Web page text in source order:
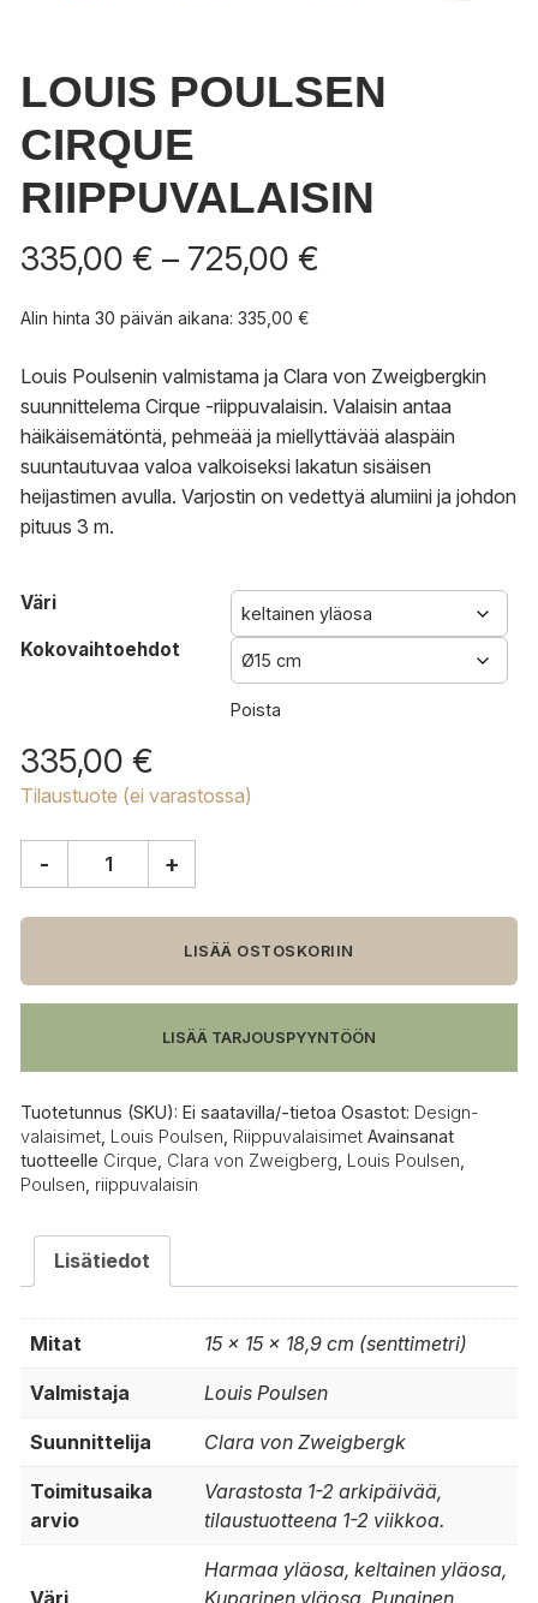
LOUIS POULSEN
CIRQUE
RIIPPUVALAISIN
335,00 € – 725,00 €
Alin hinta 30 päivän aikana: 335,00 €
Louis Poulsenin valmistama ja Clara von Zweigbergkin
suunnittelema Cirque -riippuvalaisin. Valaisin antaa
häikäisemätöntä, pehmeää ja miellyttävää alaspäin
suuntautuvaa valoa valkoiseksi lakatun sisäisen
heijastimen avulla. Varjostin on vedettyä alumiini ja johdon
pituus 3 m.
Väri
Kokovaihtoehdot
Poista
335,00 €
Tilaustuote (ei varastossa)
Cirque
määrä
- +
LISÄÄ OSTOSKORIIN
LISÄÄ TARJOUSPYYNTÖÖN
Tuotetunnus (SKU): Ei saatavilla/-tietoa Osastot: Design-
valaisimet Louis Poulsen Riippuvalaisimet Avainsanat
tuotteelle Cirque Clara von Zweigberg Louis Poulsen
Poulsen riippuvalaisin
Lisätiedot
Mitat 15 × 15 × 18,9 cm (senttimetri)
Valmistaja Louis Poulsen
Suunnittelija Clara von Zweigbergk
Toimitusaika
arvio
Varastosta 1-2 arkipäivää,
tilaustuotteena 1-2 viikkoa.
Harmaa yläosa, keltainen yläosa,